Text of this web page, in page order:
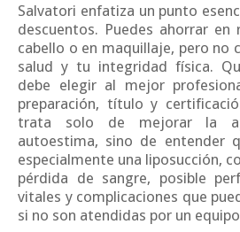
Salvatori enfatiza un punto
descuentos. Puedes ahorrar
cabello o en maquillaje, pero no
salud y tu integridad física.
debe elegir al mejor
preparación, título y
trata solo de mejorar la
autoestima, sino de entender
especialmente una liposucción,
pérdida de sangre, posible
vitales y complicaciones que
si no son atendidas por un